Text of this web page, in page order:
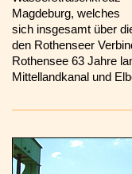
Magdeburg, welches
sich insgesamt über
den Rothenseer
Rothensee 63 Jahre
Mittellandkanal und